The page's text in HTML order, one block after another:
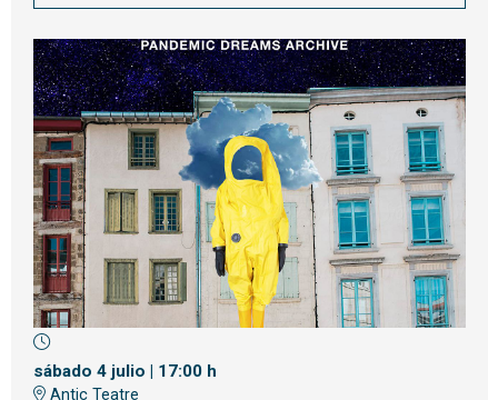
Diapositiva 1 de 1
sábado 4 julio | 17:00 h
Antic Teatre